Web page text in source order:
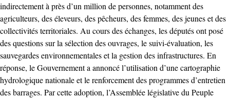
indirectement à près d’un million de personnes, notamment des
agriculteurs, des éleveurs, des pêcheurs, des femmes, des jeunes et des
collectivités territoriales. Au cours des échanges, les députés ont posé
des questions sur la sélection des ouvrages, le suivi-évaluation, les
sauvegardes environnementales et la gestion des infrastructures. En
réponse, le Gouvernement a annoncé l’utilisation d’une cartographie
hydrologique nationale et le renforcement des programmes d’entretien
des barrages. Par cette adoption, l’Assemblée législative du Peuple